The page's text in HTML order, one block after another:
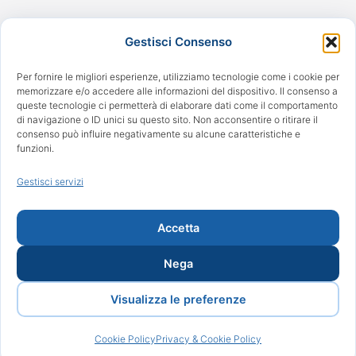
Gestisci Consenso
Per fornire le migliori esperienze, utilizziamo tecnologie come i cookie per
memorizzare e/o accedere alle informazioni del dispositivo. Il consenso a
queste tecnologie ci permetterà di elaborare dati come il comportamento
di navigazione o ID unici su questo sito. Non acconsentire o ritirare il
consenso può influire negativamente su alcune caratteristiche e
funzioni.
Gestisci servizi
Accetta
Nega
Visualizza le preferenze
Cookie PolicyPrivacy & Cookie Policy
©2017 Studio Dentistico Virde. Tutti i diritti riservati.
policy|Sitemap